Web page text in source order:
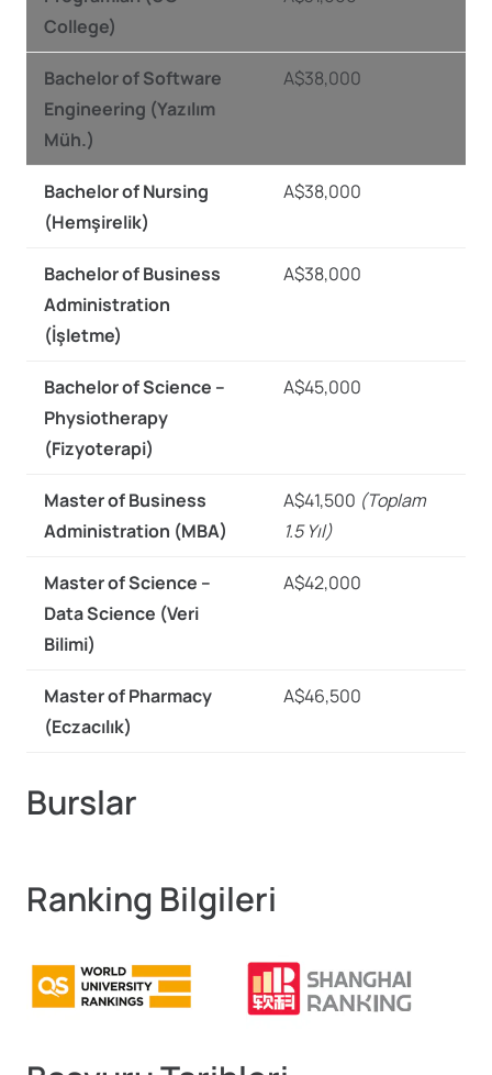
College)
Bachelor of Software
Engineering (Yazılım
Müh.)
A$38,000
Bachelor of Nursing
(Hemşirelik)
A$38,000
Bachelor of Business
Administration
(İşletme)
A$38,000
Bachelor of Science –
Physiotherapy
(Fizyoterapi)
A$45,000
Master of Business
Administration (MBA)
A$41,500 (Toplam
1.5 Yıl)
Master of Science –
Data Science (Veri
Bilimi)
A$42,000
Master of Pharmacy
(Eczacılık)
A$46,500
Burslar
Ranking Bilgileri